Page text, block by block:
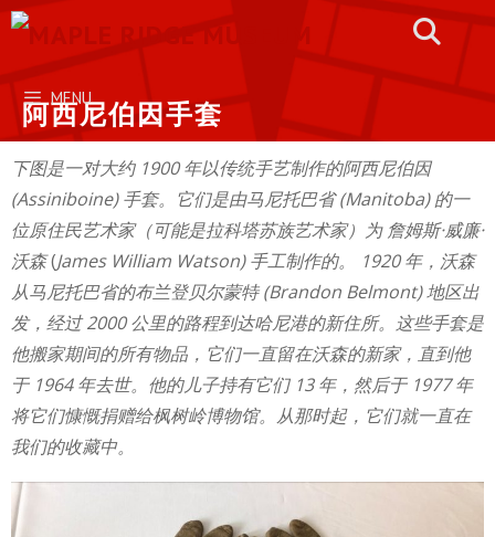
Skip
content
MENU
阿西尼伯因手套
下图是一对大约 1900 年以传统手艺制作的阿西尼伯因
(Assiniboine) 手套。它们是由马尼托巴省 (Manitoba) 的一
位原住民艺术家（可能是拉科塔苏族艺术家）为 詹姆斯·威廉·
沃森(James William Watson) 手工制作的。 1920 年，沃森
从马尼托巴省的布兰登贝尔蒙特 (Brandon Belmont) 地区出
发，经过 2000 公里的路程到达哈尼港的新住所。这些手套是
他搬家期间的所有物品，它们一直留在沃森的新家，直到他
于 1964 年去世。他的儿子持有它们 13 年，然后于 1977 年
将它们慷慨捐赠给枫树岭博物馆。从那时起，它们就一直在
我们的收藏中。